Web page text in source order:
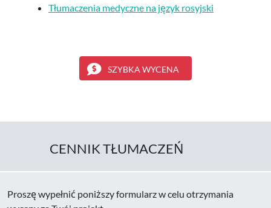
Tłumaczenia medyczne na język rosyjski
SZYBKA WYCENA
CENNIK TŁUMACZEŃ
Proszę wypełnić poniższy formularz w celu otrzymania